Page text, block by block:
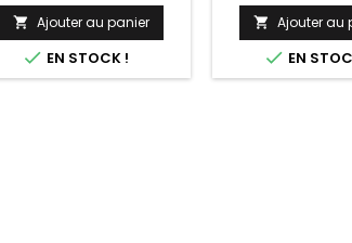
de
base
 Ajouter au panier
 EN STOCK !
de
 Ajouter au
 EN